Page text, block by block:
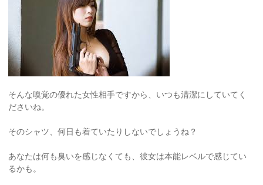
そんな嗅覚の優れた女性相手ですから、いつも清潔にしていてく
ださいね。
そのシャツ、何日も着ていたりしないでしょうね？
あなたは何も臭いを感じなくても、彼女は本能レベルで感じてい
るかも。